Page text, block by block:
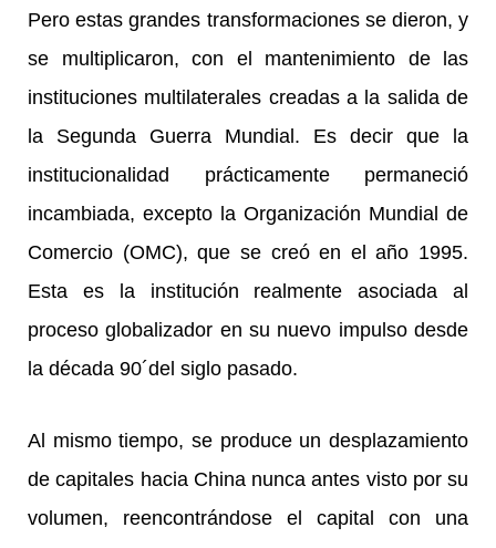
Pero estas grandes transformaciones se dieron, y
se multiplicaron, con el mantenimiento de las
instituciones multilaterales creadas a la salida de
la Segunda Guerra Mundial. Es decir que la
institucionalidad prácticamente permaneció
incambiada, excepto la Organización Mundial de
Comercio (OMC), que se creó en el año 1995.
Esta es la institución realmente asociada al
proceso globalizador en su nuevo impulso desde
la década 90´del siglo pasado.
Al mismo tiempo, se produce un desplazamiento
de capitales hacia China nunca antes visto por su
volumen, reencontrándose el capital con una